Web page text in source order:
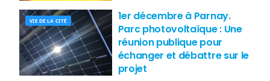
VIE DE LA CITÉ
1er décembre à Parnay.
Parc photovoltaïque : Une
réunion publique pour
échanger et débattre sur le
projet